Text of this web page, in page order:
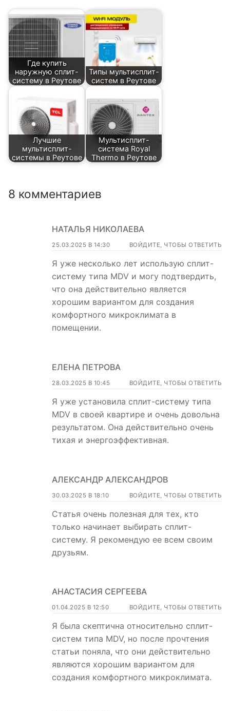
Где купить
наружную сплит-
систему в Реутове
Типы мультисплит-
систем в Реутове
Лучшие
мультисплит-
системы в Реутове
Мультисплит-
система Royal
Thermo в Реутове
8 комментариев
НАТАЛЬЯ НИКОЛАЕВА
25.03.2025 В 14:30 ВОЙДИТЕ, ЧТОБЫ ОТВЕТИТЬ
Я уже несколько лет использую сплит-
систему типа MDV и могу подтвердить,
что она действительно является
хорошим вариантом для создания
комфортного микроклимата в
помещении.
ЕЛЕНА ПЕТРОВА
28.03.2025 В 10:45 ВОЙДИТЕ, ЧТОБЫ ОТВЕТИТЬ
Я уже установила сплит-систему типа
MDV в своей квартире и очень довольна
результатом. Она действительно очень
тихая и энергоэффективная.
АЛЕКСАНДР АЛЕКСАНДРОВ
30.03.2025 В 18:10 ВОЙДИТЕ, ЧТОБЫ ОТВЕТИТЬ
Статья очень полезная для тех, кто
только начинает выбирать сплит-
систему. Я рекомендую ее всем своим
друзьям.
АНАСТАСИЯ СЕРГЕЕВА
01.04.2025 В 12:50 ВОЙДИТЕ, ЧТОБЫ ОТВЕТИТЬ
Я была скептична относительно сплит-
систем типа MDV, но после прочтения
статьи поняла, что они действительно
являются хорошим вариантом для
создания комфортного микроклимата.